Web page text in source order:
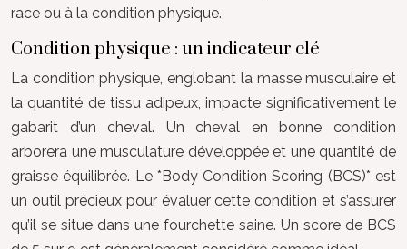
race ou à la condition physique.
Condition physique : un indicateur clé
La condition physique, englobant la masse musculaire et
la quantité de tissu adipeux, impacte significativement le
gabarit d’un cheval. Un cheval en bonne condition
arborera une musculature développée et une quantité de
graisse équilibrée. Le *Body Condition Scoring (BCS)* est
un outil précieux pour évaluer cette condition et s’assurer
qu’il se situe dans une fourchette saine. Un score de BCS